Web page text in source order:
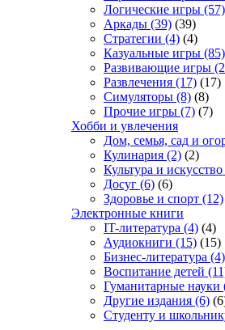
Логические игры (57)
Аркады (39) (39)
Стратегии (4) (4)
Казуальные игры (85)
Развивающие игры
Развлечения (17) (17)
Симуляторы (8) (8)
Прочие игры (7) (7)
Хобби и увлечения
Дом, семья, сад и
Кулинария (2) (2)
Культура и искусство
Досуг (6) (6)
Здоровье и спорт (12)
Электронные книги
IT-литература (4) (4)
Аудиокниги (15) (15)
Бизнес-литература (4)
Воспитание детей
Гуманитарные науки
Другие издания (6)
Студенту и